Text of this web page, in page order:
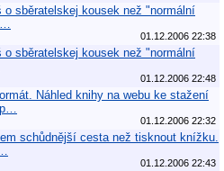
sběratelskej kousek než "normální
01.12.2006 22:38
sběratelskej kousek než "normální
01.12.2006 22:48
Náhled knihy na webu ke stažení
01.12.2006 22:32
schůdnější cesta než tisknout knížku.
01.12.2006 22:43